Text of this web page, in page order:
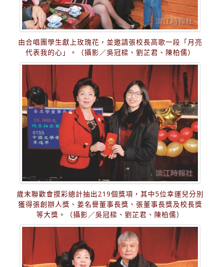
由合唱團學生獻上玫瑰花，並邀請張校長高歌一段「月亮
代表我的心」。（攝影／吳冠樑、劉芷君、陳柏儒）
歲末聯歡會摸彩總計抽出219個獎項，其中5位幸運兒分別
獲得張創辦人獎、姜名譽董事長獎、張董事長獎及校長獎
等大獎。（攝影／吳冠樑、劉芷君、陳柏儒）